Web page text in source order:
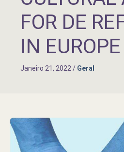
FOR DE
IN EUROPE
Janeiro 21, 2022 / Geral